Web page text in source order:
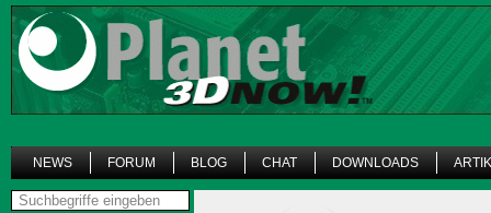
NEWS FORUM BLOG CHAT DOWNLOADS